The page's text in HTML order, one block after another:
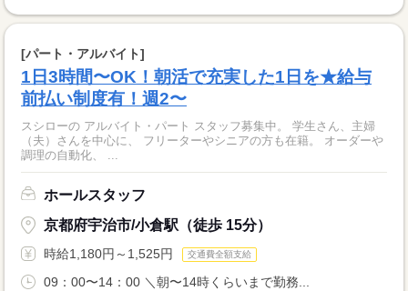
[パート・アルバイト]
1日3時間〜OK！朝活で充実した1日を★給与
前払い制度有！週2〜
スシローの アルバイト・パート スタッフ募集中。 学生さん、主婦
（夫）さんを中心に、 フリーターやシニアの方も在籍。 オーダーや
調理の自動化、 ...
ホールスタッフ
京都府宇治市/小倉駅（徒歩 15分）
時給1,180円～1,525円 交通費全額支給
09：00〜14：00 ＼朝〜14時くらいまで勤務...